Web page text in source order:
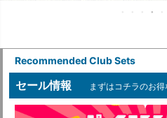
Recommended Club Sets
セール情報 まずはコチラのお